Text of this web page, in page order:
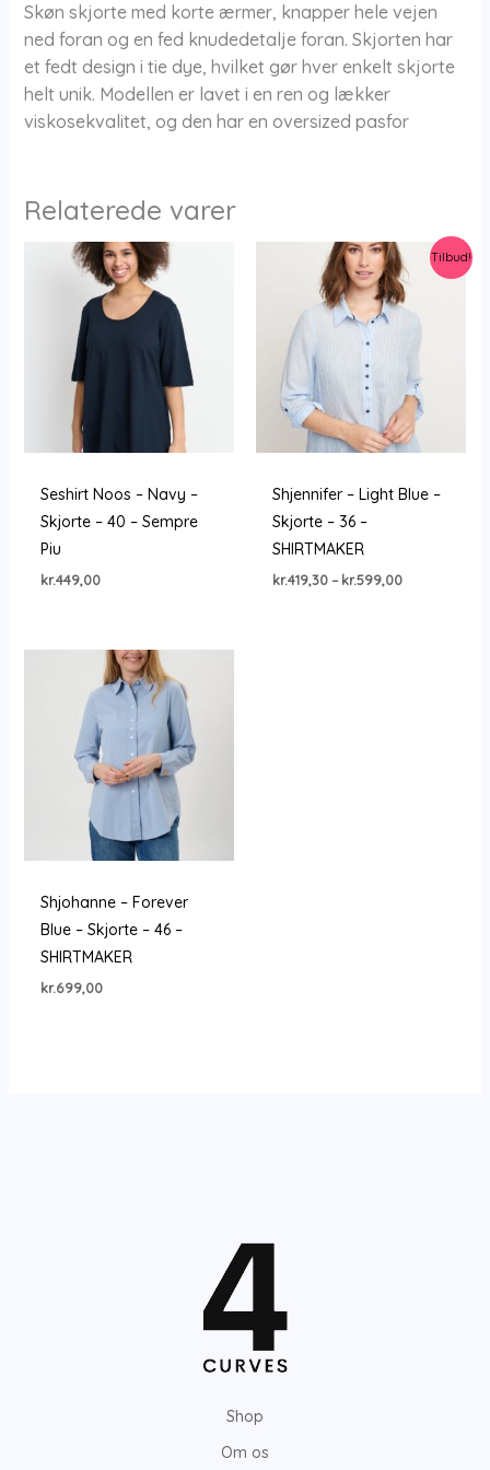
Skøn skjorte med korte ærmer, knapper hele vejen
ned foran og en fed knudedetalje foran. Skjorten har
et fedt design i tie dye, hvilket gør hver enkelt skjorte
helt unik. Modellen er lavet i en ren og lækker
viskosekvalitet, og den har en oversized pasfor
Relaterede varer
Seshirt Noos – Navy –
Skjorte – 40 – Sempre
Piu
kr.449,00
Tilbud!
Shjennifer – Light Blue –
Skjorte – 36 –
SHIRTMAKER
kr.419,30– kr.599,00Prisinterval:
Shjohanne – Forever
Blue – Skjorte – 46 –
SHIRTMAKER
kr.699,00
Shop
Om os